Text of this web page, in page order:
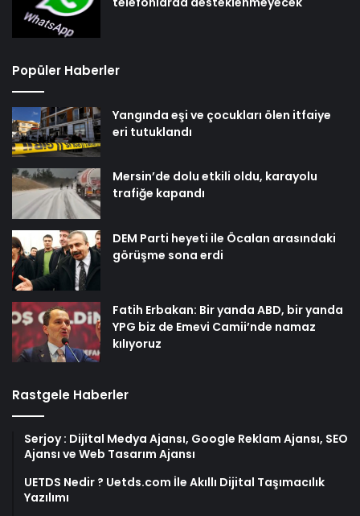
Popüler Haberler
Yangında eşi ve çocukları ölen itfaiye
eri tutuklandı
Mersin’de dolu etkili oldu, karayolu
trafiğe kapandı
DEM Parti heyeti ile Öcalan arasındaki
görüşme sona erdi
Fatih Erbakan: Bir yanda ABD, bir yanda
YPG biz de Emevi Camii’nde namaz
kılıyoruz
Rastgele Haberler
Serjoy : Dijital Medya Ajansı, Google Reklam Ajansı, SEO
Ajansı ve Web Tasarım Ajansı
UETDS Nedir ? Uetds.com İle Akıllı Dijital Taşımacılık
Yazılımı